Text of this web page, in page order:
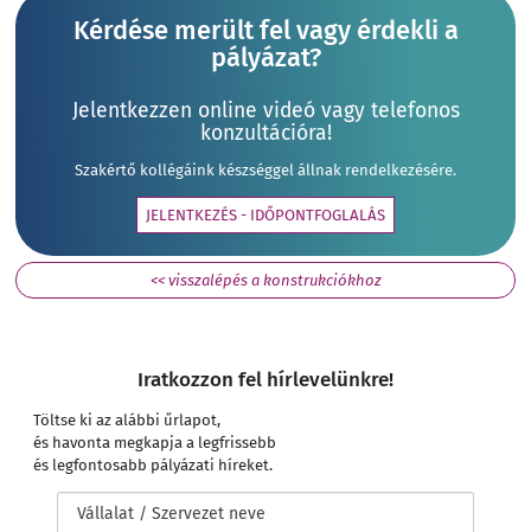
Kérdése merült fel vagy érdekli a
pályázat?
Jelentkezzen online videó vagy telefonos
konzultációra!
Szakértő kollégáink készséggel állnak rendelkezésére.
JELENTKEZÉS - IDŐPONTFOGLALÁS
<< visszalépés a konstrukciókhoz
Iratkozzon fel hírlevelünkre!
Töltse ki az alábbi űrlapot,
és havonta megkapja a legfrissebb
és legfontosabb pályázati híreket.